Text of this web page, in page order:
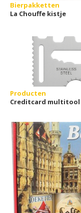
Bierpakketten
La Chouffe kistje
Producten
Creditcard multitool